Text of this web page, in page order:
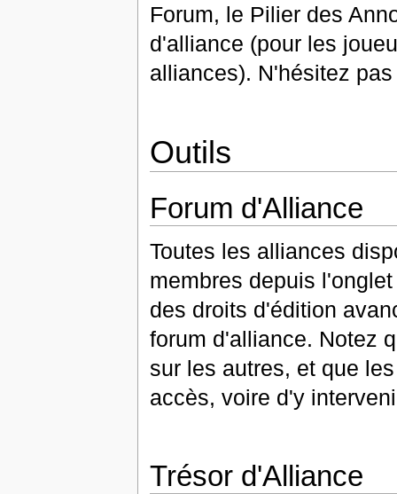
Forum, le Pilier des
d'alliance (pour les
alliances). N'hésitez
Outils
Forum d'Alliance
Toutes les alliances
membres depuis
des droits d'édition
forum d'alliance. Notez
sur les autres, et que
accès, voire d'y
Trésor d'Alliance